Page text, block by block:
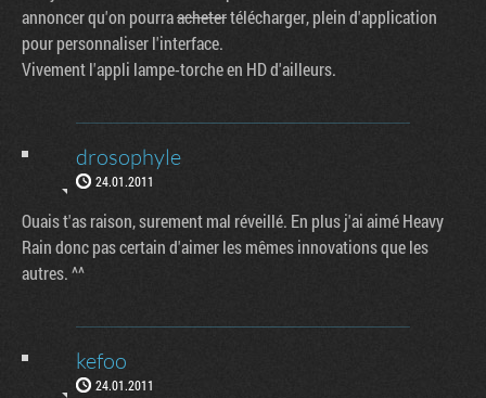
annoncer qu'on pourraachetertélécharger, plein d'application
pour personnaliser l'interface.
Vivement l'appli lampe-torche en HD d'ailleurs.
drosophyle
24.01.2011
Ouais t'as raison, surement mal réveillé. En plus j'ai aimé Heavy
Rain donc pas certain d'aimer les mêmes innovations que les
autres. ^^
kefoo
24.01.2011